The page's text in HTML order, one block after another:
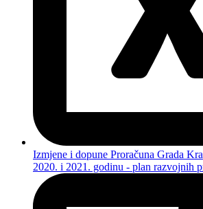
Izmjene i dopune Proračuna Grada
2020. i 2021. godinu - plan razvojnih